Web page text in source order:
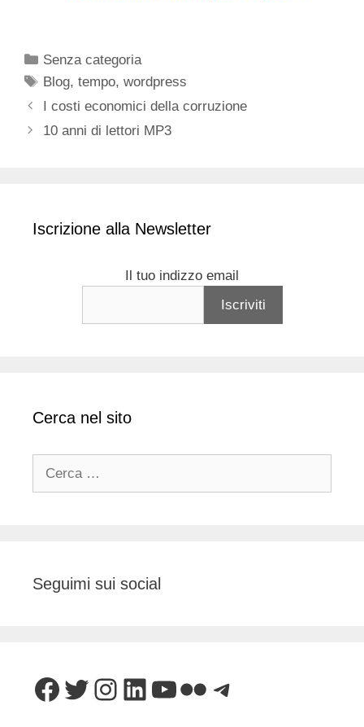
Categorie
Senza categoria
Tag
Blog,tempo,wordpress
I costi economici della corruzione
10 anni di lettori MP3
Iscrizione alla Newsletter
Il tuo indizzo email
Cerca nel sito
Seguimi sui social
Facebook
Twitter
Instagram
LinkedIn
YouTube
FlickrTelegram